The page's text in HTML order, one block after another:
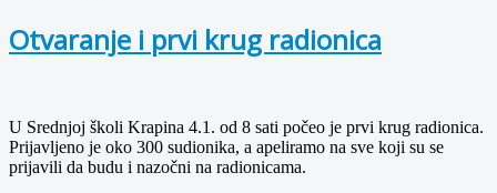
Otvaranje i prvi krug radionica
U Srednjoj školi Krapina 4.1. od 8 sati počeo je prvi krug radionica.
Prijavljeno je oko 300 sudionika, a apeliramo na sve koji su se
prijavili da budu i nazočni na radionicama.